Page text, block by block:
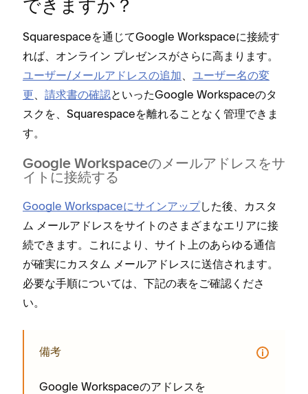
できますか⁠？
Squarespaceを通じてGoogle Workspaceに接続す
れば⁠、オンライン プレゼンスがさらに高まります⁠。
ユ⁠ーザ⁠ー/メ⁠ールアドレスの追加⁠、 ユ⁠ーザ⁠ー名の変
更⁠、 請求書の確認とい⁠ったGoogle Workspaceのタ
スクを⁠、Squarespaceを離れることなく管理できま
す⁠。
Google Workspaceのメ⁠ールアドレスをサ
イトに接続する
Google Workspaceにサインア⁠ップした後⁠、カスタ
ム メ⁠ールアドレスをサイトのさまざまなエリアに接
続できます⁠。これにより⁠、サイト上のあらゆる通信
が確実にカスタム メ⁠ールアドレスに送信されます⁠。
必要な手順については⁠、下記の表をご確認くださ
い⁠。
備考
Google Workspaceのアドレスを